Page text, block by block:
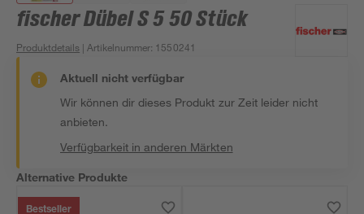
fischer Dübel S 5 50 Stück
Produktdetails | Artikelnummer: 1550241
Aktuell nicht verfügbar
Wir können dir dieses Produkt zur Zeit leider nicht
anbieten.
Verfügbarkeit in anderen Märkten
Alternative Produkte
Bestseller